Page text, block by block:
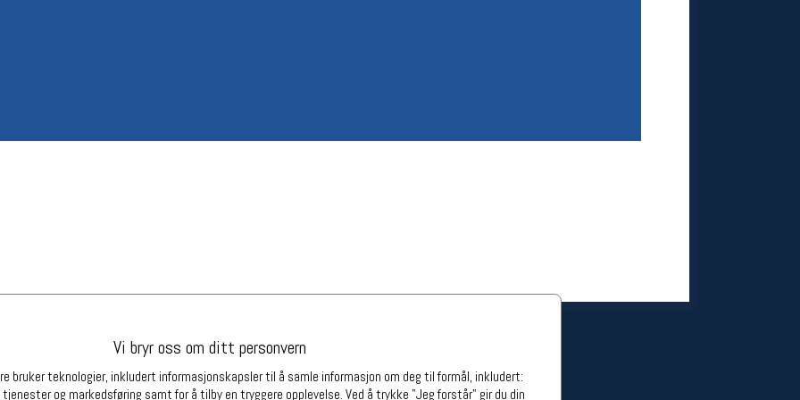
Vi bryr oss om ditt personvern
bruker teknologier, inkludert informasjonskapsler til å samle informasjon om deg til formål, inkludert:
og markedsføring samt for å tilby en tryggere opplevelse. Ved å trykke "Jeg forstår" gir du din